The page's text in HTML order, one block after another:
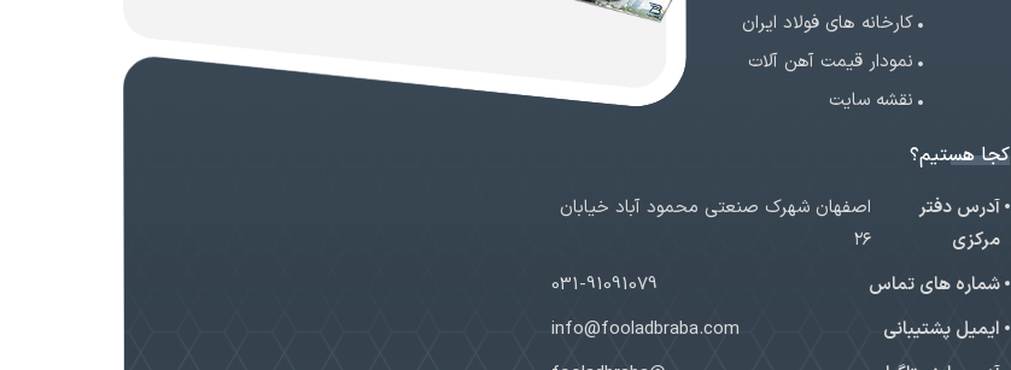
کارخانه های فولاد ایران
نمودار قیمت آهن آلات
نقشه سایت
کجا هستیم؟
آدرس دفتر
مرکزی
اصفهان شهرک صنعتی محمود آباد خیابان
۲۶
شماره های تماس
031-91091079
ایمیل پشتیبانی
info@fooladbraba.com